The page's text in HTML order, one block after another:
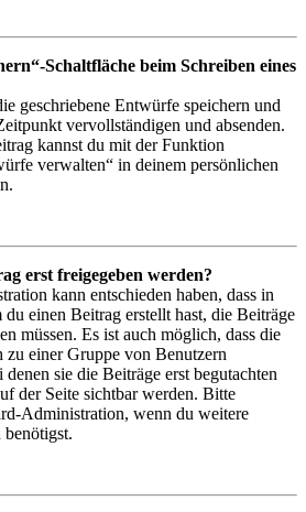
Schaltfläche beim Schreiben eines
geschriebene Entwürfe speichern und
vervollständigen und absenden.
kannst du mit der Funktion
verwalten“ in deinem persönlichen
erst freigegeben werden?
kann entschieden haben, dass in
einen Beitrag erstellt hast, die Beiträge
müssen. Es ist auch möglich, dass die
einer Gruppe von Benutzern
sie die Beiträge erst begutachten
der Seite sichtbar werden. Bitte
Administration, wenn du weitere